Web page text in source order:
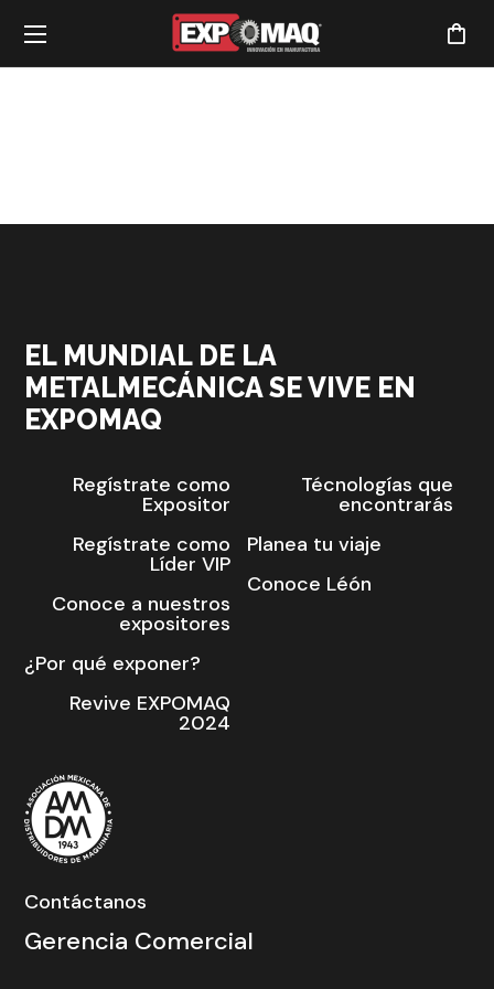
EL MUNDIAL DE LA
METALMECÁNICA SE VIVE EN
EXPOMAQ
Regístrate como
Expositor
Regístrate como
Líder VIP
Conoce a nuestros
expositores
¿Por qué exponer?
Revive EXPOMAQ
2024
Técnologías que
encontrarás
Planea tu viaje
Conoce Léón
Contáctanos
Gerencia Comercial